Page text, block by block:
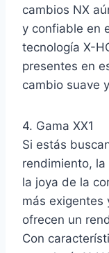
cambios NX
y confiable en
tecnología X-
presentes en
cambio suave
4. Gama XX1
Si estás
rendimiento, la
la joya de la
más exigentes
ofrecen un
Con